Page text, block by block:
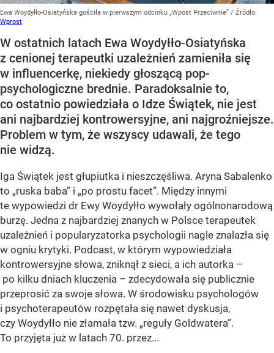
Ewa Woydyłło-Osiatyńska gościła w pierwszym odcinku „Wpost Przeciwnie” / Źródło:
Wprost
W ostatnich latach Ewa Woydyłło-Osiatyńska
z cenionej terapeutki uzależnień zamieniła się
w influencerkę, niekiedy głoszącą pop-
psychologiczne brednie. Paradoksalnie to,
co ostatnio powiedziała o Idze Świątek, nie jest
ani najbardziej kontrowersyjne, ani najgroźniejsze.
Problem w tym, że wszyscy udawali, że tego
nie widzą.
Iga Świątek jest głupiutka i nieszczęśliwa. Aryna Sabalenko
to „ruska baba” i „po prostu facet”. Między innymi
te wypowiedzi dr Ewy Woydyłło wywołały ogólnonarodową
burzę. Jedna z najbardziej znanych w Polsce terapeutek
uzależnień i popularyzatorka psychologii nagle znalazła się
w ogniu krytyki. Podcast, w którym wypowiedziała
kontrowersyjne słowa, zniknął z sieci, a ich autorka –
po kilku dniach kluczenia – zdecydowała się publicznie
przeprosić za swoje słowa. W środowisku psychologów
i psychoterapeutów rozpętała się nawet dyskusja,
czy Woydyłło nie złamała tzw. „reguły Goldwatera”.
To przyjęta już w latach 70. przez...